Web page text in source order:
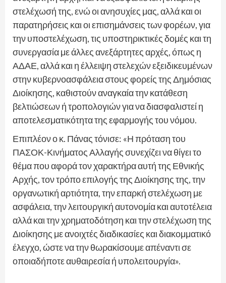
στελέχωσή της, ενώ οι ανησυχίες μας, αλλά και οι
παρατηρήσεις και οι επισημάνσεις των φορέων, για
την υποστελέχωση, τις υποστηρικτικές δομές και τη
συνεργασία με άλλες ανεξάρτητες αρχές, όπως η
ΑΔΑΕ, αλλά και η έλλειψη στελεχών εξειδικευμένων
στην κυβερνοασφάλεια στους φορείς της Δημόσιας
Διοίκησης, καθιστούν αναγκαία την κατάθεση
βελτιώσεων ή τροπολογιών για να διασφαλιστεί η
αποτελεσματικότητα της εφαρμογής του νόμου.
Επιπλέον ο κ. Πάνας τόνισε: «Η πρόταση του
ΠΑΣΟΚ-Κινήματος Αλλαγής συνεχίζει να θίγει το
θέμα που αφορά τον χαρακτήρα αυτή της Εθνικής
Αρχής, τον τρόπο επιλογής της Διοίκησης της, την
οργανωτική αρτιότητα, την επαρκή στελέχωση με
ασφάλεια, την λειτουργική αυτονομία και αυτοτέλεια
αλλά και την χρηματοδότηση και την στελέχωση της
Διοίκησης με ανοιχτές διαδικασίες και διακομματικό
έλεγχο, ώστε να την θωρακίσουμε απέναντι σε
οποιαδήποτε αυθαιρεσία ή υπολειτουργία».